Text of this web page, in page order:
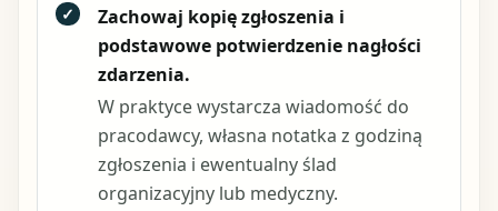
✓
Zachowaj kopię zgłoszenia i
podstawowe potwierdzenie nagłości
zdarzenia.
W praktyce wystarcza wiadomość do
pracodawcy, własna notatka z godziną
zgłoszenia i ewentualny ślad
organizacyjny lub medyczny.